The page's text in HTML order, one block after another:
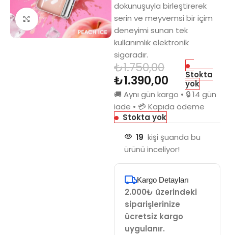
Büyütmek için tıkla
dokunuşuyla birleştirerek
serin ve meyvemsi bir içim
deneyimi sunan tek
kullanımlık elektronik
sigaradır.
₺1.750,00
₺1.390,00
Stokta
yok
🚚 Aynı gün kargo • 🔒 14 gün
iade • 💳 Kapıda ödeme
Stokta yok
19 kişi şuanda bu
ürünü inceliyor!
Kargo Detayları
2.000₺ üzerindeki
siparişlerinize
ücretsiz kargo
uygulanır.